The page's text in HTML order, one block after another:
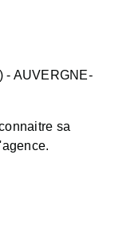
- AUVERGNE-
sa